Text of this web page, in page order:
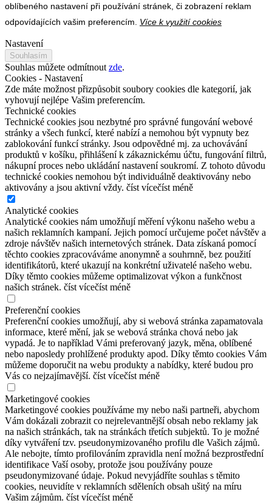
oblíbeného nastavení při používání stránek, či zobrazení reklam
odpovídajících vašim preferencím. Více k využití cookies
Nastavení
Souhlasím
Souhlas můžete odmítnout zde.
Cookies - Nastavení
Zde máte možnost přizpůsobit soubory cookies dle kategorií, jak
vyhovují nejlépe Vašim preferencím.
Technické cookies
Technické cookies jsou nezbytné pro správné fungování webové
stránky a všech funkcí, které nabízí a nemohou být vypnuty bez
zablokování funkcí stránky. Jsou odpovědné mj. za uchovávání
produktů v košíku, přihlášení k zákaznickému účtu, fungování filtrů,
nákupní proces nebo ukládání nastavení soukromí. Z tohoto důvodu
technické cookies nemohou být individuálně deaktivovány nebo
aktivovány a jsou aktivní vždy. číst vícečíst méně
Analytické cookies
Analytické cookies nám umožňují měření výkonu našeho webu a
našich reklamních kampaní. Jejich pomocí určujeme počet návštěv a
zdroje návštěv našich internetových stránek. Data získaná pomocí
těchto cookies zpracováváme anonymně a souhrnně, bez použití
identifikátorů, které ukazují na konkrétní uživatelé našeho webu.
Díky těmto cookies můžeme optimalizovat výkon a funkčnost
našich stránek. číst vícečíst méně
Preferenční cookies
Preferenční cookies umožňují, aby si webová stránka zapamatovala
informace, které mění, jak se webová stránka chová nebo jak
vypadá. Je to například Vámi preferovaný jazyk, měna, oblíbené
nebo naposledy prohlížené produkty apod. Díky těmto cookies Vám
můžeme doporučit na webu produkty a nabídky, které budou pro
Vás co nejzajímavější. číst vícečíst méně
Marketingové cookies
Marketingové cookies používáme my nebo naši partneři, abychom
Vám dokázali zobrazit co nejrelevantnější obsah nebo reklamy jak
na našich stránkách, tak na stránkách třetích subjektů. To je možné
díky vytváření tzv. pseudonymizovaného profilu dle Vašich zájmů.
Ale nebojte, tímto profilováním zpravidla není možná bezprostřední
identifikace Vaší osoby, protože jsou používány pouze
pseudonymizované údaje. Pokud nevyjádříte souhlas s těmito
cookies, neuvidíte v reklamních sděleních obsah ušitý na míru
Vašim zájmům. číst vícečíst méně